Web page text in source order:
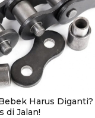
Harus Diganti?
di Jalan!